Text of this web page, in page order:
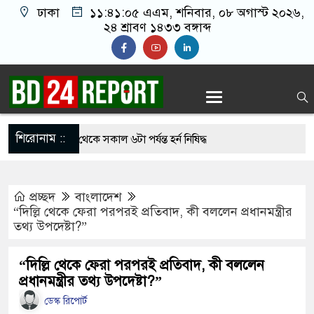
ঢাকা ১১:৪১:০৬ এএম, শনিবার, ০৮ অগাস্ট ২০২৬,
২৪ শ্রাবণ ১৪৩৩ বঙ্গাব্দ
শিরোনাম ::
রাত ৯টা থেকে সকাল ৬টা পর্যন্ত হর্ন নিষিদ্ধ
হলে প্রধানমন্ত্রী কঠোর ব্যবস্থা নিচ্ছেন: রুহুল কবির
রহমানকে আয়নাঘরে রাখা হয়েছিল: চিফ প্রসিকিউটর
প্রচ্ছদ
বাংলাদেশ
“দিল্লি থেকে ফেরা পরপরই প্রতিবাদ, কী বললেন প্রধানমন্ত্রীর
তথ্য উপদেষ্টা?”
“দিল্লি থেকে ফেরা পরপরই প্রতিবাদ, কী বললেন
প্রধানমন্ত্রীর তথ্য উপদেষ্টা?”
ডেস্ক রিপোর্ট